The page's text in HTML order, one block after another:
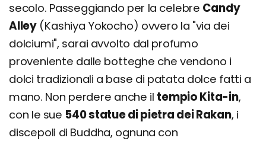
secolo. Passeggiando per la celebre Candy
Alley (Kashiya Yokocho) ovvero la "via dei
dolciumi", sarai avvolto dal profumo
proveniente dalle botteghe che vendono i
dolci tradizionali a base di patata dolce fatti a
mano. Non perdere anche il tempio Kita-in,
con le sue 540 statue di pietra dei Rakan, i
discepoli di Buddha, ognuna con